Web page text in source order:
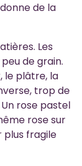
de la
Les
de grain.
le plâtre, la
trop de
rose pastel
rose sur
plus fragile